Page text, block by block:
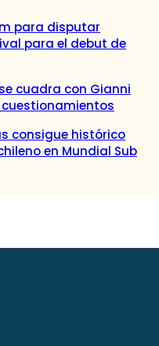
para disputar
para el debut de
cuadra con Gianni
consigue histórico
en Mundial Sub